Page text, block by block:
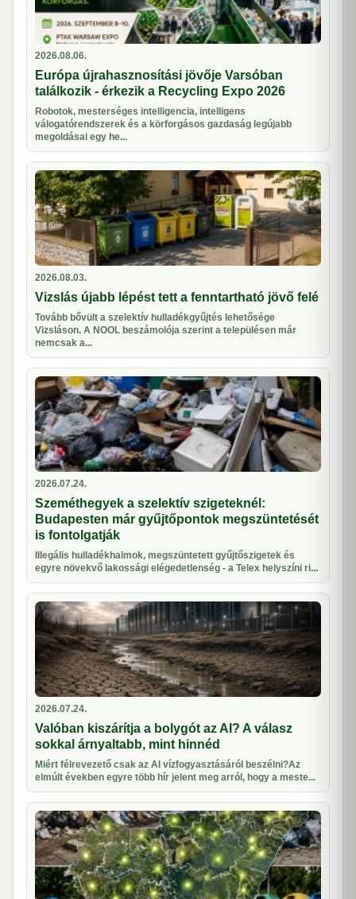
2026.08.06.
Európa újrahasznosítási jövője Varsóban
találkozik - érkezik a Recycling Expo 2026
Robotok, mesterséges intelligencia, intelligens
válogatórendszerek és a körforgásos gazdaság legújabb
megoldásai egy he...
2026.08.03.
Vizslás újabb lépést tett a fenntartható jövő felé
Tovább bővült a szelektív hulladékgyűjtés lehetősége
Vizsláson. A NOOL beszámolója szerint a településen már
nemcsak a...
2026.07.24.
Szeméthegyek a szelektív szigeteknél:
Budapesten már gyűjtőpontok megszüntetését
is fontolgatják
Illegális hulladékhalmok, megszüntetett gyűjtőszigetek és
egyre növekvő lakossági elégedetlenség - a Telex helyszíni ri...
2026.07.24.
Valóban kiszárítja a bolygót az AI? A válasz
sokkal árnyaltabb, mint hinnéd
Miért félrevezető csak az AI vízfogyasztásáról beszélni?Az
elmúlt években egyre több hír jelent meg arról, hogy a meste...